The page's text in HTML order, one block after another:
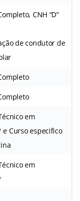
CNH “D”
de condutor de
em
Curso especifico
em